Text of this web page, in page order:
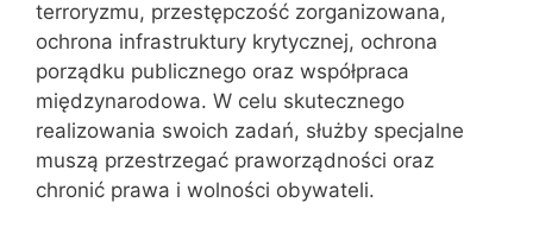
terroryzmu, przestępczość zorganizowana,
ochrona infrastruktury krytycznej, ochrona
porządku publicznego oraz współpraca
międzynarodowa. W celu skutecznego
realizowania swoich zadań, służby specjalne
muszą przestrzegać praworządności oraz
chronić prawa i wolności obywateli.